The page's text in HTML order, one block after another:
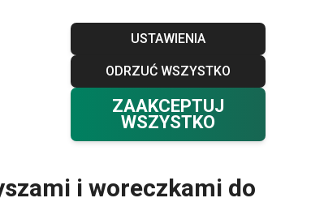
USTAWIENIA
ODRZUĆ WSZYSTKO
ZAAKCEPTUJ
WSZYSTKO
Blog Klub TESCOMA Kontakt
Zaloguj się
0 Twój koszyk
0,00 zł
i woreczkami do